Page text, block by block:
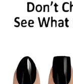
Week-End : 5 – 6
ZEturf : 6 – 2 – 10